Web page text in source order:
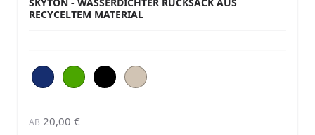
RECYCELTEM MATERIAL
AB 20,00 €